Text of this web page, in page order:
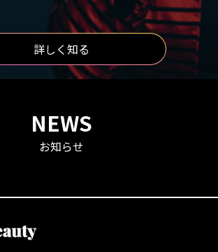
詳しく知る
NEWS
お知らせ